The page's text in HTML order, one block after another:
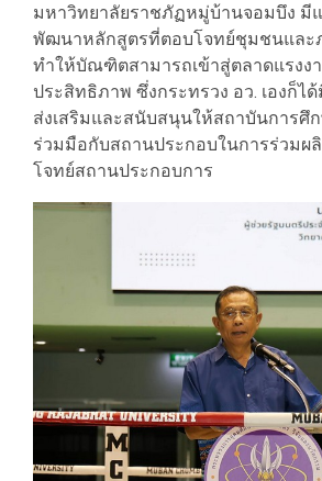
มหาวิทยาลัยราชภัฏหมู่บ้านจอมบึง มี
พัฒนาหลักสูตรที่ตอบโจทย์ชุมชนและ
ทำให้บัณฑิตสามารถเข้าสู่ตลาดแรงง
ประสิทธิภาพ ซึ่งกระทรวง อว. เองก็ไ
ส่งเสริมและสนับสนุนให้สถาบันการศึ
ร่วมมือกับสถานประกอบในการร่วม
โจทย์สถานประกอบการ